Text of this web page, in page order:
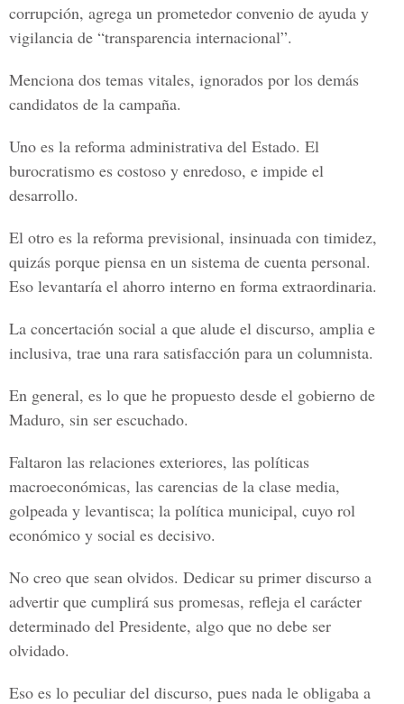
corrupción, agrega un prometedor convenio de ayuda y
vigilancia de “transparencia internacional”.
Menciona dos temas vitales, ignorados por los demás
candidatos de la campaña.
Uno es la reforma administrativa del Estado. El
burocratismo es costoso y enredoso, e impide el
desarrollo.
El otro es la reforma previsional, insinuada con timidez,
quizás porque piensa en un sistema de cuenta personal.
Eso levantaría el ahorro interno en forma extraordinaria.
La concertación social a que alude el discurso, amplia e
inclusiva, trae una rara satisfacción para un columnista.
En general, es lo que he propuesto desde el gobierno de
Maduro, sin ser escuchado.
Faltaron las relaciones exteriores, las políticas
macroeconómicas, las carencias de la clase media,
golpeada y levantisca; la política municipal, cuyo rol
económico y social es decisivo.
No creo que sean olvidos. Dedicar su primer discurso a
advertir que cumplirá sus promesas, refleja el carácter
determinado del Presidente, algo que no debe ser
olvidado.
Eso es lo peculiar del discurso, pues nada le obligaba a